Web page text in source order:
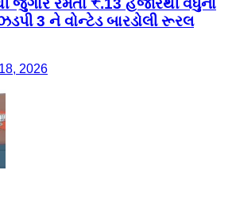
જુગાર રમતા ₹.13 હજારથી વધુના
3 ને વોન્ટેડ બારડોલી રૂરલ
2026